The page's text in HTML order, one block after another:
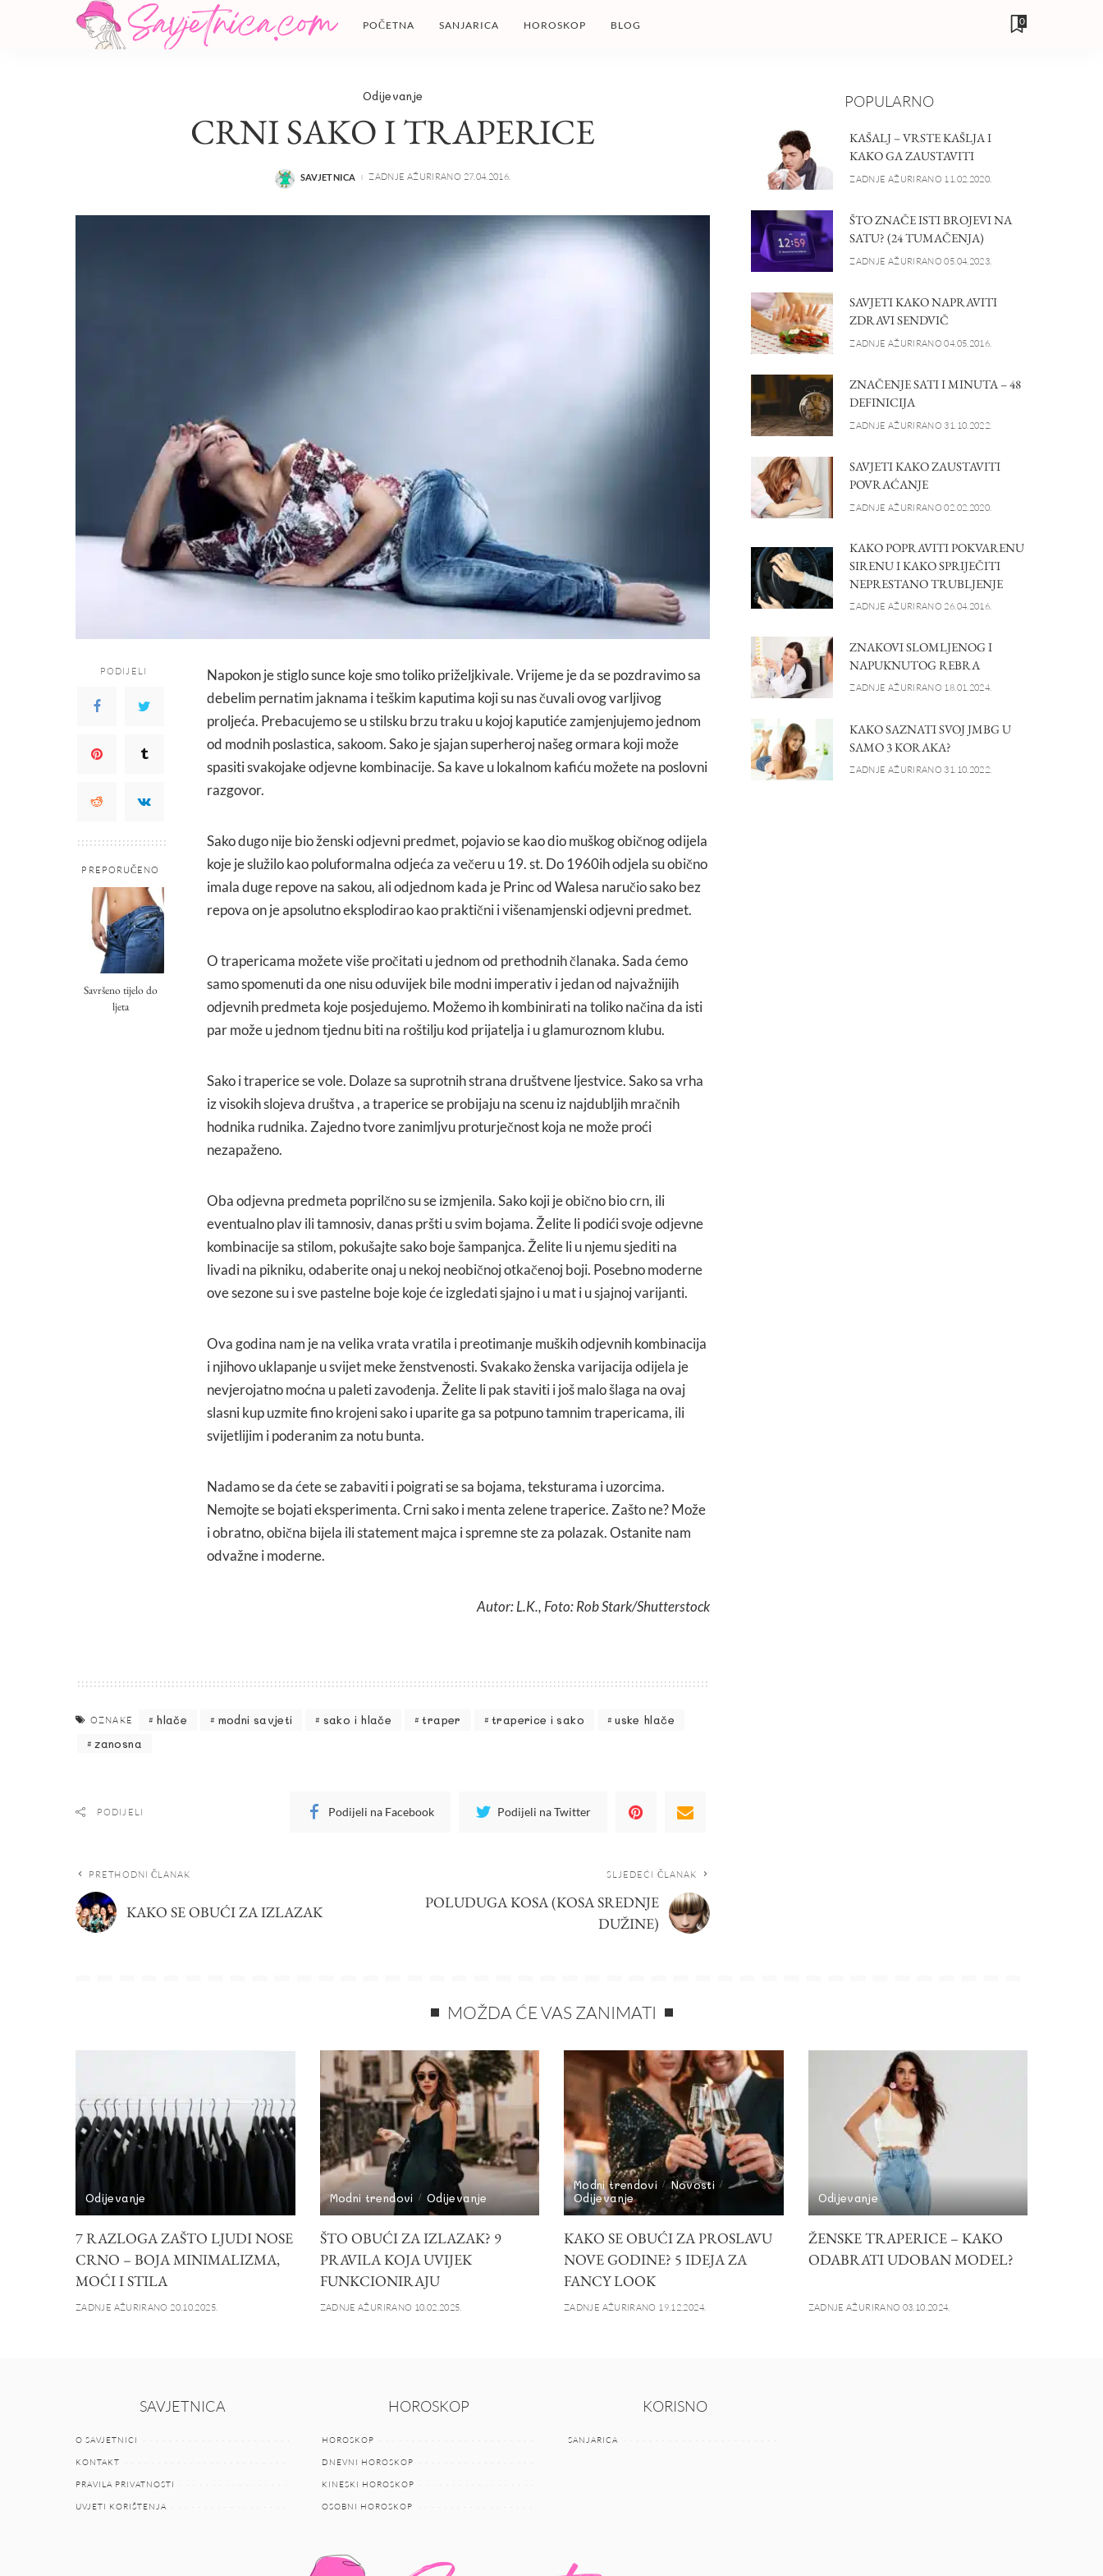
POČETNA SANJARICA HOROSKOP BLOG 0
Odijevanje
CRNI SAKO I TRAPERICE
POSTED
SAVJETNICA ZADNJE AŽURIRANO 27.04.2016.
PODIJELI
PREPORUČENO
Savršeno tijelo do
ljeta
Napokon je stiglo sunce koje smo toliko priželjkivale. Vrijeme je da se pozdravimo sa
debelim pernatim jaknama i teškim kaputima koji su nas čuvali ovog varljivog
proljeća. Prebacujemo se u stilsku brzu traku u kojoj kaputiće zamjenjujemo jednom
od modnih poslastica, sakoom. Sako je sjajan superheroj našeg ormara koji može
spasiti svakojake odjevne kombinacije. Sa kave u lokalnom kafiću možete na poslovni
razgovor.
Sako dugo nije bio ženski odjevni predmet, pojavio se kao dio muškog običnog odijela
koje je služilo kao poluformalna odjeća za večeru u 19. st. Do 1960ih odjela su obično
imala duge repove na sakou, ali odjednom kada je Princ od Walesa naručio sako bez
repova on je apsolutno eksplodirao kao praktični i višenamjenski odjevni predmet.
O trapericama možete više pročitati u jednom od prethodnih članaka. Sada ćemo
samo spomenuti da one nisu oduvijek bile modni imperativ i jedan od najvažnijih
odjevnih predmeta koje posjedujemo. Možemo ih kombinirati na toliko načina da isti
par može u jednom tjednu biti na roštilju kod prijatelja i u glamuroznom klubu.
Sako i traperice se vole. Dolaze sa suprotnih strana društvene ljestvice. Sako sa vrha
iz visokih slojeva društva , a traperice se probijaju na scenu iz najdubljih mračnih
hodnika rudnika. Zajedno tvore zanimljvu proturječnost koja ne može proći
nezapaženo.
Oba odjevna predmeta poprilčno su se izmjenila. Sako koji je obično bio crn, ili
eventualno plav ili tamnosiv, danas pršti u svim bojama. Želite li podići svoje odjevne
kombinacije sa stilom, pokušajte sako boje šampanjca. Želite li u njemu sjediti na
livadi na pikniku, odaberite onaj u nekoj neobičnoj otkačenoj boji. Posebno moderne
ove sezone su i sve pastelne boje koje će izgledati sjajno i u mat i u sjajnoj varijanti.
Ova godina nam je na velika vrata vratila i preotimanje muških odjevnih kombinacija
i njihovo uklapanje u svijet meke ženstvenosti. Svakako ženska varijacija odijela je
nevjerojatno moćna u paleti zavođenja. Želite li pak staviti i još malo šlaga na ovaj
slasni kup uzmite fino krojeni sako i uparite ga sa potpuno tamnim trapericama, ili
svijetlijim i poderanim za notu bunta.
Nadamo se da ćete se zabaviti i poigrati se sa bojama, teksturama i uzorcima.
Nemojte se bojati eksperimenta. Crni sako i menta zelene traperice. Zašto ne? Može
i obratno, obična bijela ili statement majca i spremne ste za polazak. Ostanite nam
odvažne i moderne.
Autor: L.K., Foto: Rob Stark/Shutterstock
OZNAKE hlače modni savjeti sako i hlače traper traperice i sako
uske hlače
zanosna
PODIJELI Podijeli na Facebook Podijeli na Twitter
PRETHODNI ČLANAK
KAKO SE OBUĆI ZA IZLAZAK
SLJEDEĆI ČLANAK
POLUDUGA KOSA (KOSA SREDNJE
DUŽINE)
POPULARNO
KAŠALJ – VRSTE KAŠLJA I
KAKO GA ZAUSTAVITI
ZADNJE AŽURIRANO 11.02.2020.
ŠTO ZNAČE ISTI BROJEVI NA
SATU? (24 TUMAČENJA)
ZADNJE AŽURIRANO 05.04.2023.
SAVJETI KAKO NAPRAVITI
ZDRAVI SENDVIČ
ZADNJE AŽURIRANO 04.05.2016.
ZNAČENJE SATI I MINUTA – 48
DEFINICIJA
ZADNJE AŽURIRANO 31.10.2022.
SAVJETI KAKO ZAUSTAVITI
POVRAĆANJE
ZADNJE AŽURIRANO 02.02.2020.
KAKO POPRAVITI POKVARENU
SIRENU I KAKO SPRIJEČITI
NEPRESTANO TRUBLJENJE
ZADNJE AŽURIRANO 26.04.2016.
ZNAKOVI SLOMLJENOG I
NAPUKNUTOG REBRA
ZADNJE AŽURIRANO 18.01.2024.
KAKO SAZNATI SVOJ JMBG U
SAMO 3 KORAKA?
ZADNJE AŽURIRANO 31.10.2022.
MOŽDA ĆE VAS ZANIMATI
Odijevanje
7 RAZLOGA ZAŠTO LJUDI NOSE
CRNO – BOJA MINIMALIZMA,
MOĆI I STILA
ZADNJE AŽURIRANO 20.10.2025.
Modni trendovi Odijevanje
ŠTO OBUĆI ZA IZLAZAK? 9
PRAVILA KOJA UVIJEK
FUNKCIONIRAJU
ZADNJE AŽURIRANO 10.02.2025.
Modni trendovi
Novosti
Odijevanje
KAKO SE OBUĆI ZA PROSLAVU
NOVE GODINE? 5 IDEJA ZA
FANCY LOOK
ZADNJE AŽURIRANO 19.12.2024.
Odijevanje
ŽENSKE TRAPERICE – KAKO
ODABRATI UDOBAN MODEL?
ZADNJE AŽURIRANO 03.10.2024.
SAVJETNICA
O SAVJETNICI
KONTAKT
PRAVILA PRIVATNOSTI
UVJETI KORIŠTENJA
HOROSKOP
HOROSKOP
DNEVNI HOROSKOP
KINESKI HOROSKOP
OSOBNI HOROSKOP
KORISNO
SANJARICA